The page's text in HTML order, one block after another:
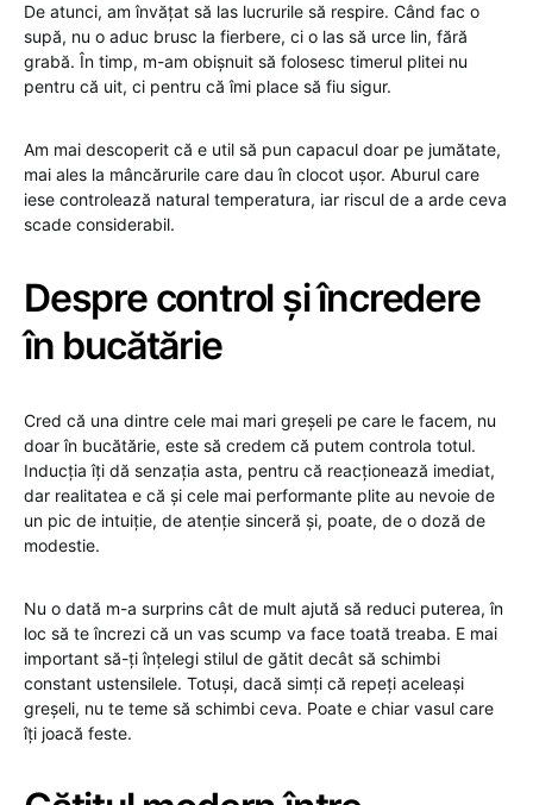
De atunci, am învățat să las lucrurile să respire. Când fac o
supă, nu o aduc brusc la fierbere, ci o las să urce lin, fără
grabă. În timp, m-am obișnuit să folosesc timerul plitei nu
pentru că uit, ci pentru că îmi place să fiu sigur.
Am mai descoperit că e util să pun capacul doar pe jumătate,
mai ales la mâncărurile care dau în clocot ușor. Aburul care
iese controlează natural temperatura, iar riscul de a arde ceva
scade considerabil.
Despre control și încredere
în bucătărie
Cred că una dintre cele mai mari greșeli pe care le facem, nu
doar în bucătărie, este să credem că putem controla totul.
Inducția îți dă senzația asta, pentru că reacționează imediat,
dar realitatea e că și cele mai performante plite au nevoie de
un pic de intuiție, de atenție sinceră și, poate, de o doză de
modestie.
Nu o dată m-a surprins cât de mult ajută să reduci puterea, în
loc să te încrezi că un vas scump va face toată treaba. E mai
important să-ți înțelegi stilul de gătit decât să schimbi
constant ustensilele. Totuși, dacă simți că repeți aceleași
greșeli, nu te teme să schimbi ceva. Poate e chiar vasul care
îți joacă feste.